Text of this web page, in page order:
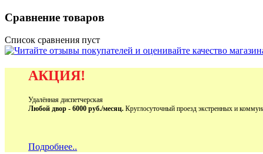
Сравнение товаров
Список сравнения пуст
АКЦИЯ!
Удалённая диспетчерская
Любой двор - 6000 руб./месяц. Круглосуточный проезд экстренных и
Подробнее..